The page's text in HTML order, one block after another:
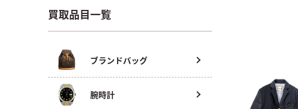
買取品目一覧
ブランドバッグ
腕時計